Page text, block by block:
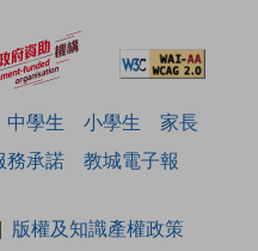
中學生 小學生
家長
務承諾 教城電子報
版權及知識產權政策